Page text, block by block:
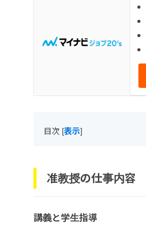
目次 [表示]
准教授の仕事内容
講義と学生指導